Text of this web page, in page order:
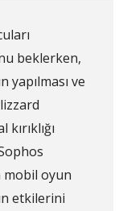
beklerken,
yapılması ve
mobil oyun
etkilerini